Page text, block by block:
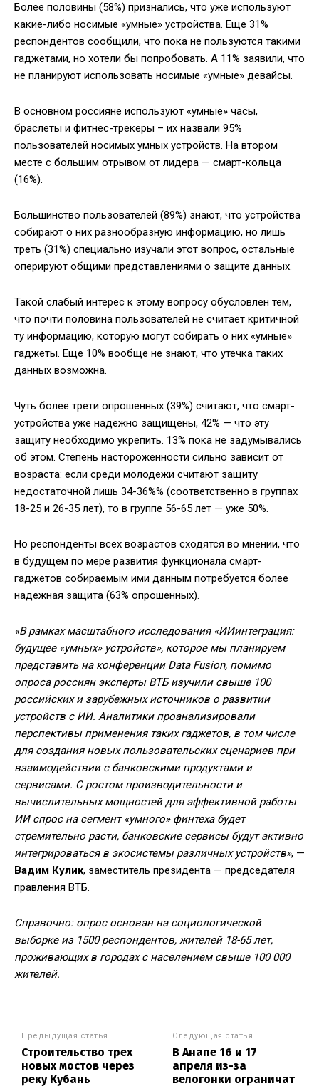
Более половины (58%) признались, что уже используют
какие-либо носимые «умные» устройства. Еще 31%
респондентов сообщили, что пока не пользуются такими
гаджетами, но хотели бы попробовать. А 11% заявили, что
не планируют использовать носимые «умные» девайсы.
В основном россияне используют «умные» часы,
браслеты и фитнес-трекеры – их назвали 95%
пользователей носимых умных устройств. На втором
месте с большим отрывом от лидера — смарт-кольца
(16%).
Большинство пользователей (89%) знают, что устройства
собирают о них разнообразную информацию, но лишь
треть (31%) специально изучали этот вопрос, остальные
оперируют общими представлениями о защите данных.
Такой слабый интерес к этому вопросу обусловлен тем,
что почти половина пользователей не считает критичной
ту информацию, которую могут собирать о них «умные»
гаджеты. Еще 10% вообще не знают, что утечка таких
данных возможна.
Чуть более трети опрошенных (39%) считают, что смарт-
устройства уже надежно защищены, 42% — что эту
защиту необходимо укрепить. 13% пока не задумывались
об этом. Степень настороженности сильно зависит от
возраста: если среди молодежи считают защиту
недостаточной лишь 34-36%% (соответственно в группах
18-25 и 26-35 лет), то в группе 56-65 лет — уже 50%.
Но респонденты всех возрастов сходятся во мнении, что
в будущем по мере развития функционала смарт-
гаджетов собираемым ими данным потребуется более
надежная защита (63% опрошенных).
«В рамках масштабного исследования «ИИинтеграция:
будущее «умных» устройств», которое мы планируем
представить на конференции Data Fusion, помимо
опроса россиян эксперты ВТБ изучили свыше 100
российских и зарубежных источников о развитии
устройств с ИИ. Аналитики проанализировали
перспективы применения таких гаджетов, в том числе
для создания новых пользовательских сценариев при
взаимодействии с банковскими продуктами и
сервисами. С ростом производительности и
вычислительных мощностей для эффективной работы
ИИ спрос на сегмент «умного» финтеха будет
стремительно расти, банковские сервисы будут активно
интегрироваться в экосистемы различных устройств», —
Вадим Кулик, заместитель президента — председателя
правления ВТБ.
Справочно: опрос основан на социологической
выборке из 1500 респондентов, жителей 18-65 лет,
проживающих в городах с населением свыше 100 000
жителей.
Предыдущая статья
Строительство трех
новых мостов через
реку Кубань
Следующая статья
В Анапе 16 и 17
апреля из-за
велогонки ограничат